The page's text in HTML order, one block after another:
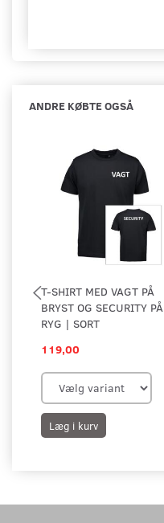
ANDRE KØBTE OGSÅ
T-SHIRT MED VAGT PÅ
BRYST OG SECURITY PÅ
RYG | SORT
119,00
Læg i kurv